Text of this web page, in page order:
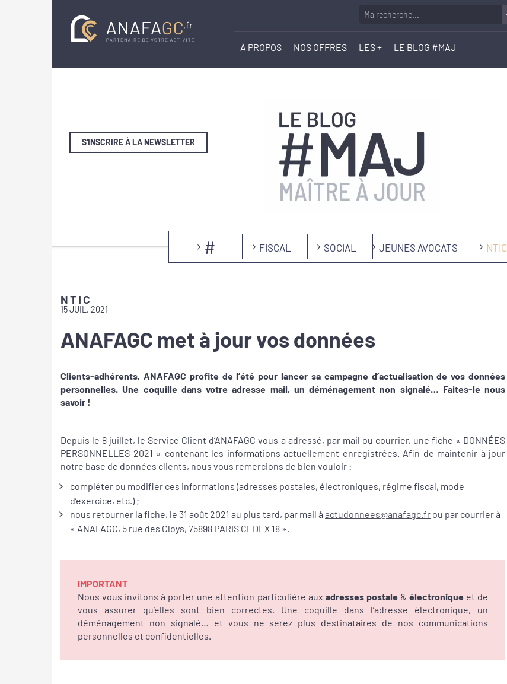
À PROPOS NOS OFFRES LES + LE BLOG #MAJ
S'INSCRIRE À LA NEWSLETTER
# FISCAL SOCIAL JEUNES AVOCATS NTIC
NTIC
15 JUIL. 2021
ANAFAGC met à jour vos données
Clients-adhérents, ANAFAGC profite de l’été pour lancer sa campagne d’actualisation de vos données
personnelles. Une coquille dans votre adresse mail, un déménagement non signalé… Faites-le nous
savoir !
Depuis le 8 juillet, le Service Client d’ANAFAGC vous a adressé, par mail ou courrier, une fiche « DONNÉES
PERSONNELLES 2021 » contenant les informations actuellement enregistrées. Afin de maintenir à jour
notre base de données clients, nous vous remercions de bien vouloir :
compléter ou modifier ces informations (adresses postales, électroniques, régime fiscal, mode
d’exercice, etc.) ;
nous retourner la fiche, le 31 août 2021 au plus tard, par mail à actudonnees@anafagc.fr ou par courrier à
« ANAFAGC, 5 rue des Cloÿs, 75898 PARIS CEDEX 18 ».
IMPORTANT
Nous vous invitons à porter une attention particulière aux adresses postale&électronique et de
vous assurer qu’elles sont bien correctes. Une coquille dans l’adresse électronique, un
déménagement non signalé… et vous ne serez plus destinataires de nos communications
personnelles et confidentielles.